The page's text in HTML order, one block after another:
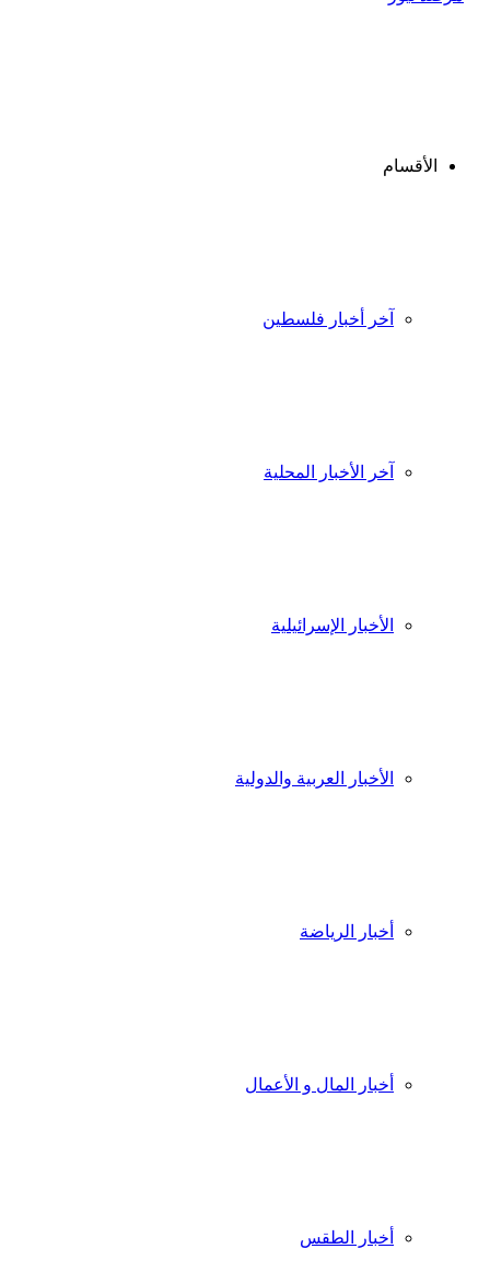
الأقسام
آخر أخبار فلسطين
آخر الأخبار المحلية
الأخبار الإسرائيلية
الأخبار العربية والدولية
أخبار الرياضة
أخبار المال و الأعمال
أخبار الطقس